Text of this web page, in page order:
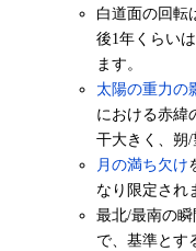
白道面の回転
後1年くらい
ます。
太陽の重力の
における赤緯
干大きく、朔/
月の満ち欠け
なり限定され
最北/最南の
で、基準とす